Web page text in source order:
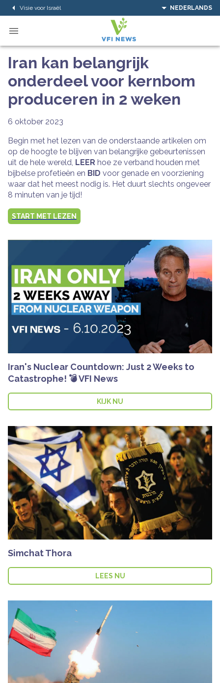
Visie voor Israël NEDERLANDS
Iran kan belangrijk
onderdeel voor kernbom
produceren in 2 weken
6 oktober 2023
Begin met het lezen van de onderstaande artikelen om
op de hoogte te blijven van belangrijke gebeurtenissen
uit de hele wereld, LEER hoe ze verband houden met
bijbelse profetieën en BID voor genade en voorziening
waar dat het meest nodig is. Het duurt slechts ongeveer
8 minuten van je tijd!
START MET LEZEN
Iran's Nuclear Countdown: Just 2 Weeks to
Catastrophe! 💣 VFI News
KIJK NU
Simchat Thora
LEES NU